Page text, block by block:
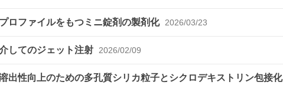
ロファイルをもつミニ錠剤の製剤化 2026/03/23
してのジェット注射 2026/02/09
出性向上のための多孔質シリカ粒子とシクロデキストリン包接化